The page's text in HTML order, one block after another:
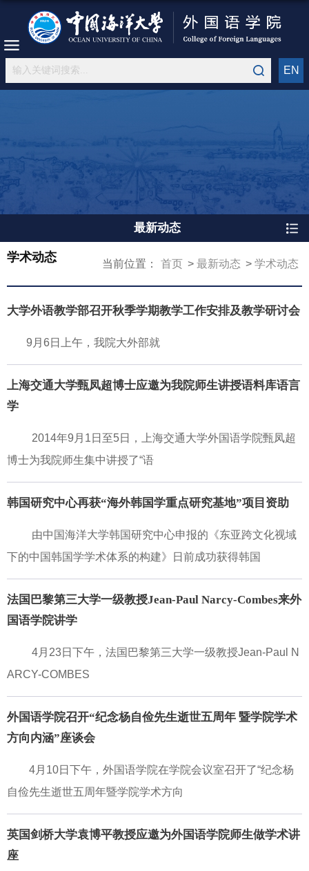
EN
最新动态
当前位置： 首页 最新动态 学术动态
学术动态
大学外语教学部召开秋季学期教学工作安排及教学研讨会
9月6日上午，我院大外部就
上海交通大学甄凤超博士应邀为我院师生讲授语料库语言
学
2014年9月1日至5日，上海交通大学外国语学院甄凤超
博士为我院师生集中讲授了“语
韩国研究中心再获“海外韩国学重点研究基地”项目资助
由中国海洋大学韩国研究中心申报的《东亚跨文化视域
下的中国韩国学学术体系的构建》日前成功获得韩国
法国巴黎第三大学一级教授Jean-Paul Narcy-Combes来外
国语学院讲学
4月23日下午，法国巴黎第三大学一级教授Jean-Paul N
ARCY-COMBES
外国语学院召开“纪念杨自俭先生逝世五周年 暨学院学术
方向内涵”座谈会
4月10日下午，外国语学院在学院会议室召开了“纪念杨
自俭先生逝世五周年暨学院学术方向
英国剑桥大学袁博平教授应邀为外国语学院师生做学术讲
座